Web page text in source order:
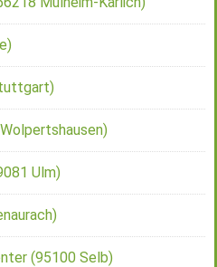
Ulm)
(95100 Selb)